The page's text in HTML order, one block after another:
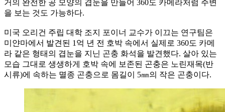
거의 완전한 공 모양의 겹눈을 만들어 360도 카메라처럼 주변
을 보는 것도 가능하다.
미국 오리건 주립 대학 조지 포이너 교수가 이끄는 연구팀은
미얀마에서 발견된 1억 년 전 호박 속에서 실제로 360도 카메
라 같은 형태의 겹눈을 지닌 곤충 화석을 발견했다. 살아 있는
모습 그대로 생생하게 호박 속에 보존된 곤충은 노린재목(반
시류)에 속하는 멸종 곤충으로 몸길이 5㎜의 작은 곤충이다.